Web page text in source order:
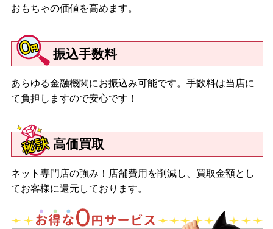
おもちゃの価値を高めます。
振込手数料
あらゆる金融機関にお振込み可能です。手数料は当店に
て負担しますので安心です！
高価買取
ネット専門店の強み！店舗費用を削減し、買取金額とし
てお客様に還元しております。